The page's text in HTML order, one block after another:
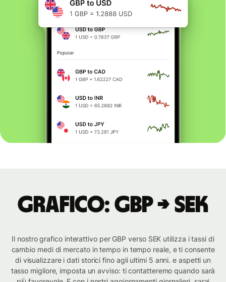
Grafico: GBP → SEK
Il nostro grafico interattivo per GBP verso SEK utilizza i tassi di
cambio medi di mercato in tempo in tempo reale, e ti consente
di visualizzare i dati storici fino agli ultimi 5 anni. e aspetti un
tasso migliore, imposta un avviso: ti contatteremo quando sarà